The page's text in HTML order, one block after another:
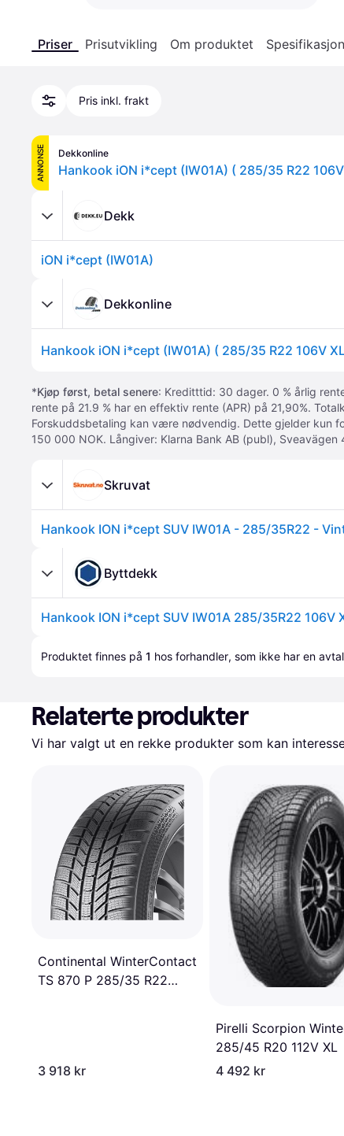
Priser Prisutvikling Om produktet
Pris inkl. frakt
ANNONSE Dekkonline
Dekk
iON i*cept (IW01A)
Dekkonline
*Kjøp først, betal senere: Kreditttid: 30 dager. 0 % årlig
rente på 21.9 % har en effektiv rente (APR) på 21,90%.
Forskuddsbetaling kan være nødvendig. Dette gjelder kun
150 000 NOK. Långiver: Klarna Bank AB (publ),
Skruvat
Hankook ION i*cept SUV IW01A - 285/35R22 -
Byttdekk
Produktet finnes på 1 hos forhandler, som ikke har en
Relaterte produkter
Vi har valgt ut en rekke produkter som kan
Continental WinterContact
TS 870 P 285/35 R22
3 918 kr
Pirelli Scorpion
285/45 R20 112V XL
4 492 kr